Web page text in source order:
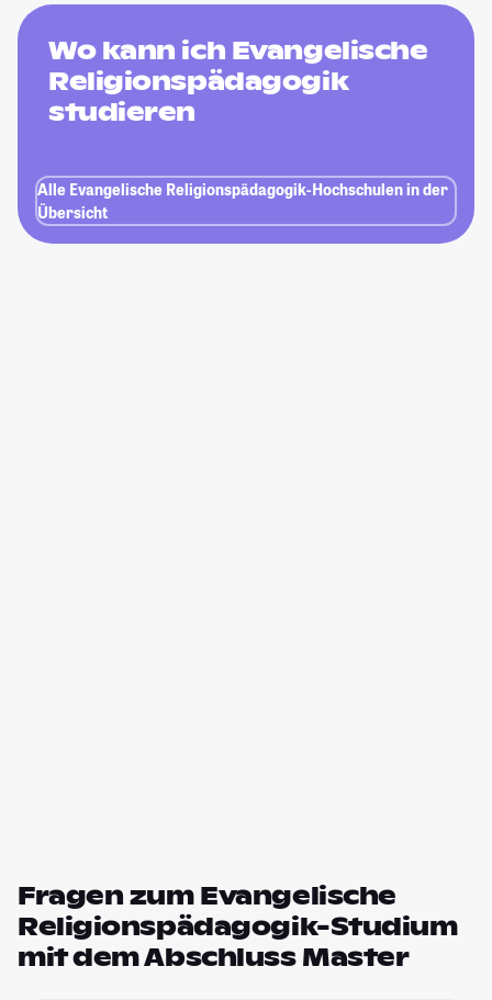
Wo kann ich Evangelische
Religionspädagogik
studieren
Alle Evangelische Religionspädagogik-Hochschulen in der
Übersicht
Fragen zum Evangelische
Religionspädagogik-Studium
mit dem Abschluss Master